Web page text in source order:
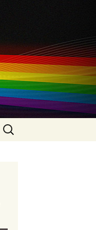
Search
for: